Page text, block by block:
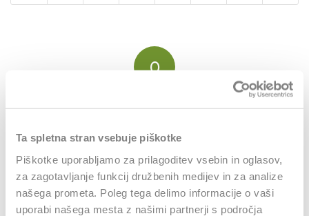
Ta spletna stran vsebuje piškotke
Piškotke uporabljamo za prilagoditev vsebin in oglasov,
za zagotavljanje funkcij družbenih medijev in za analize
našega prometa. Poleg tega delimo informacije o vaši
uporabi našega mesta z našimi partnerji s področja
0
Want to join the discussion?
Feel free to contribute!
Za objavo komentarja se morate prijaviti.